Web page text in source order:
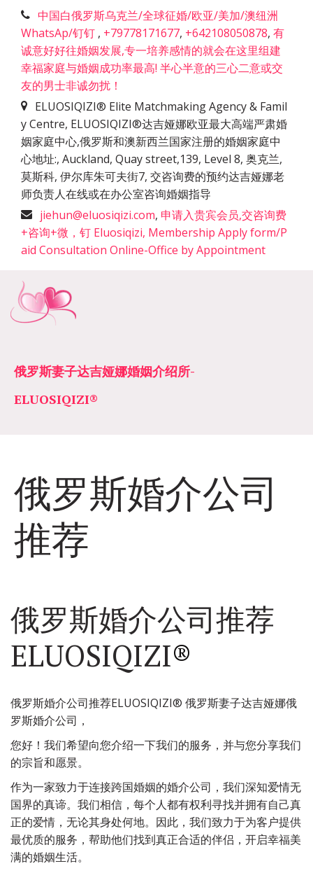
中国白俄罗斯乌克兰/全球征婚/欧亚/美加/澳纽洲
WhatsAp/钉钉 , +79778171677, +642108050878, 有
诚意好好往婚姻发展,专一培养感情的就会在这里组建
幸福家庭与婚姻成功率最高! 半心半意的三心二意或交
友的男士非诚勿扰！
ELUOSIQIZI® Elite Matchmaking Agency & Famil
y Centre, ELUOSIQIZI®达吉娅娜欧亚最大高端严肃婚
姻家庭中心,俄罗斯和澳新西兰国家注册的婚姻家庭中
心地址:, Auckland, Quay street,139, Level 8, 奥克兰,
莫斯科, 伊尔库朱可夫街7, 交咨询费的预约达吉娅娜老
师负责人在线或在办公室咨询婚姻指导
jiehun@eluosiqizi.com, 申请入贵宾会员,交咨询费
+咨询+微，钉 Eluosiqizi, Membership Apply form/P
aid Consultation Online-Office by Appointment
俄罗斯妻子达吉娅娜婚姻介绍所­­
ELUOSIQIZI®
俄罗斯婚介公司
推荐
俄罗斯婚介公司推荐
ELUOSIQIZI®
俄罗斯婚介公司推荐ELUOSIQIZI® 俄罗斯妻子达吉娅娜俄
罗斯婚介公司，
您好！我们希望向您介绍一下我们的服务，并与您分享我们
的宗旨和愿景。
作为一家致力于连接跨国婚姻的婚介公司，我们深知爱情无
国界的真谛。我们相信，每个人都有权利寻找并拥有自己真
正的爱情，无论其身处何地。因此，我们致力于为客户提供
最优质的服务，帮助他们找到真正合适的伴侣，开启幸福美
满的婚姻生活。